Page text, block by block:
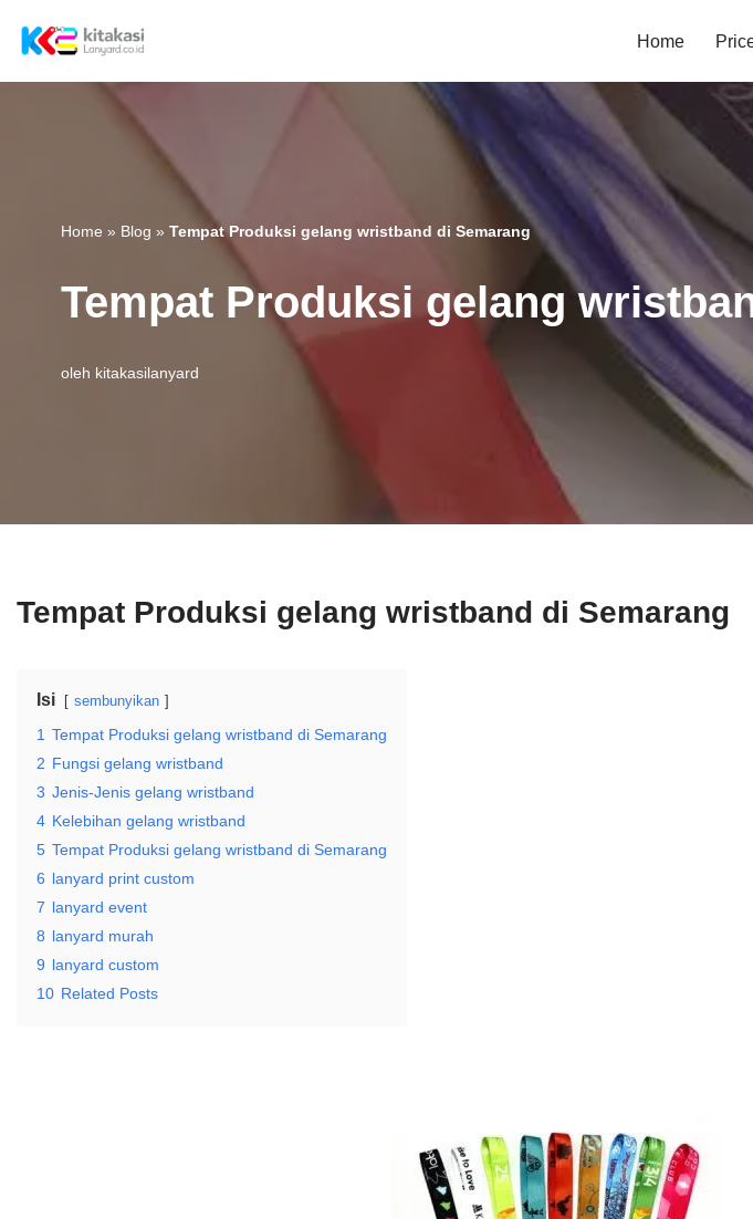
Lompat
Home
Home » Blog » Tempat Produksi gelang wristband di Semarang
Tempat Produksi gelang
oleh kitakasilanyard
Tempat Produksi gelang wristband di Semarang
Isi sembunyikan
1 Tempat Produksi gelang wristband di Semarang
2 Fungsi gelang wristband
3 Jenis-Jenis gelang wristband
4 Kelebihan gelang wristband
5 Tempat Produksi gelang wristband di Semarang
6 lanyard print custom
7 lanyard event
8 lanyard murah
9 lanyard custom
10 Related Posts